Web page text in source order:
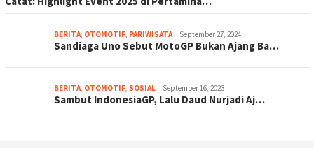
BERITA, OTOMOTIF, PARIWISATA September 27, 2024
Sandiaga Uno Sebut MotoGP Bukan Ajang Ba…
BERITA, OTOMOTIF, SOSIAL September 16, 2023
Sambut IndonesiaGP, Lalu Daud Nurjadi Aj…